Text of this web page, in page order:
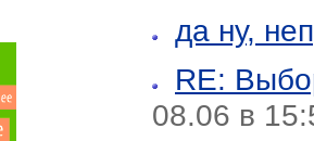
да ну,
RE:
08.06 в